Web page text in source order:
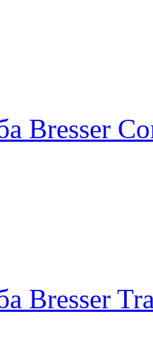
Bresser
Bresser